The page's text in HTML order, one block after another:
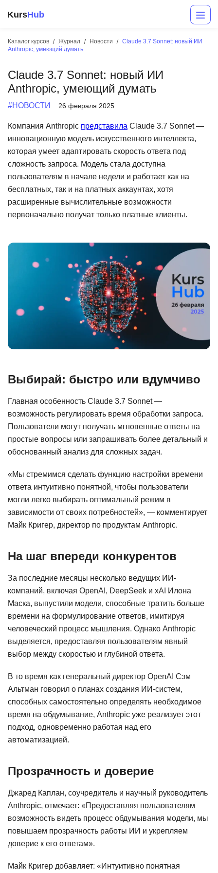
KursHub
Каталог курсов Журнал Новости
Claude 3.7 Sonnet: новый ИИ
Anthropic, умеющий думать
Claude 3.7 Sonnet: новый ИИ
Anthropic, умеющий думать
#НОВОСТИ 26 февраля 2025
Компания Anthropic представила Claude 3.7 Sonnet —
инновационную модель искусственного интеллекта,
которая умеет адаптировать скорость ответа под
сложность запроса. Модель стала доступна
пользователям в начале недели и работает как на
бесплатных, так и на платных аккаунтах, хотя
расширенные вычислительные возможности
первоначально получат только платные клиенты.
Выбирай: быстро или вдумчиво
Главная особенность Claude 3.7 Sonnet —
возможность регулировать время обработки запроса.
Пользователи могут получать мгновенные ответы на
простые вопросы или запрашивать более детальный и
обоснованный анализ для сложных задач.
«Мы стремимся сделать функцию настройки времени
ответа интуитивно понятной, чтобы пользователи
могли легко выбирать оптимальный режим в
зависимости от своих потребностей», — комментирует
Майк Кригер, директор по продуктам Anthropic.
На шаг впереди конкурентов
За последние месяцы несколько ведущих ИИ-
компаний, включая OpenAI, DeepSeek и xAI Илона
Маска, выпустили модели, способные тратить больше
времени на формулирование ответов, имитируя
человеческий процесс мышления. Однако Anthropic
выделяется, предоставляя пользователям явный
выбор между скоростью и глубиной ответа.
В то время как генеральный директор OpenAI Сэм
Альтман говорил о планах создания ИИ-систем,
способных самостоятельно определять необходимое
время на обдумывание, Anthropic уже реализует этот
подход, одновременно работая над его
автоматизацией.
Прозрачность и доверие
Джаред Каплан, соучредитель и научный руководитель
Anthropic, отмечает: «Предоставляя пользователям
возможность видеть процесс обдумывания модели, мы
повышаем прозрачность работы ИИ и укрепляем
доверие к его ответам».
Майк Кригер добавляет: «Интуитивно понятная
Маркетинг
Дизайн
Аналитика
Менеджмент
Soft Skills
Акции и промокоды
Рейтинг онлайн-школ